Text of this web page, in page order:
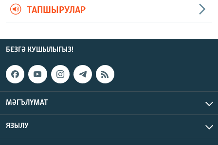
ТАПШЫРУЛАР
БЕЗГӘ КУШЫЛЫГЫЗ!
МӘГЪЛҮМАТ
ЯЗЫЛУ